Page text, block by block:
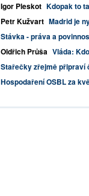
Igor Pleskot Kdopak to
Petr Kužvart Madrid je
Stávka - práva a
Oldřich Průša Vláda:
Stařečky zřejmě připraví
Hospodaření OSBL za